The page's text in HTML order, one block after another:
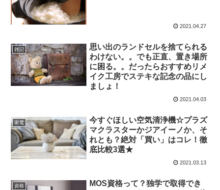
2021.04.27
雑記
思い出のランドセルを捨てられる
わけない。。でも正直、置き場所
に困る。。だったらおすすめリメ
イク工房でステキな記念の品にし
ましょ！
2021.04.03
家電
今すぐほしい空気清浄機☆プラズ
マクラスターかジアイーノか、そ
れとも？絶対「買い」はコレ！徹
底比較3選★
2021.03.13
資格
MOS資格って？独学で取得でき